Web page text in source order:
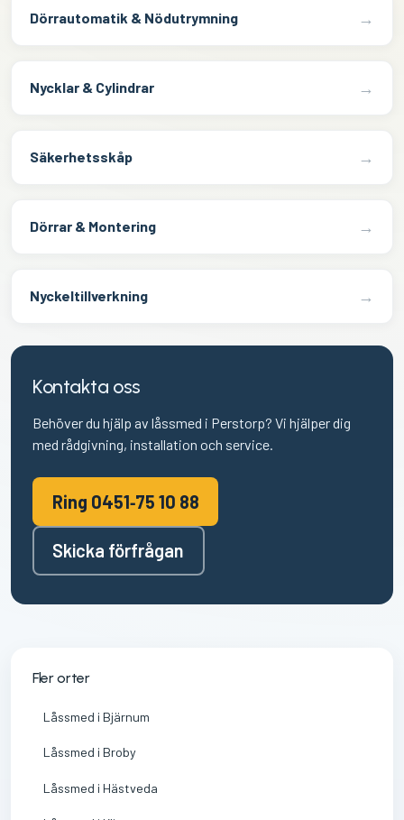
Dörrautomatik & Nödutrymning →
Nycklar & Cylindrar →
Säkerhetsskåp →
Dörrar & Montering →
Nyckeltillverkning →
Kontakta oss
Behöver du hjälp av låssmed i Perstorp? Vi hjälper dig
med rådgivning, installation och service.
Ring 0451‑75 10 88
Skicka förfrågan
Fler orter
Låssmed i Bjärnum
Låssmed i Broby
Låssmed i Hästveda